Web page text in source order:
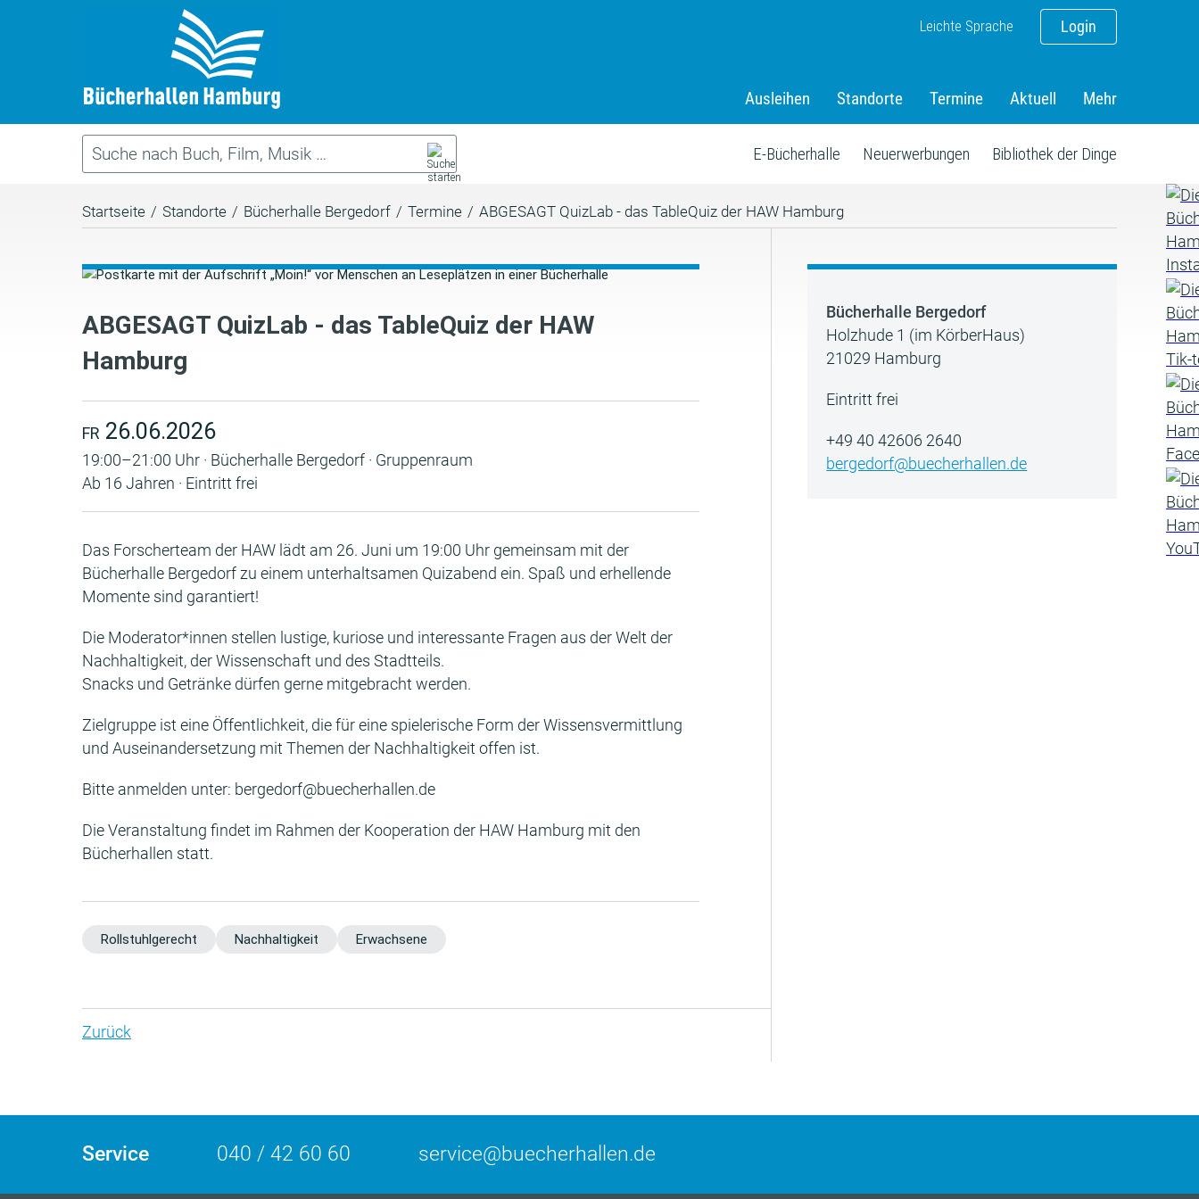
Login
Leichte Sprache
Ausleihen Standorte Termine Aktuell Mehr
E-Bücherhalle Neuerwerbungen Bibliothek der Dinge
Startseite / Standorte / Bücherhalle Bergedorf / Termine / ABGESAGT QuizLab - das TableQuiz der HAW Hamburg
ABGESAGT QuizLab - das TableQuiz der HAW
Hamburg
FR 26.06.2026
19:00–21:00 Uhr · Bücherhalle Bergedorf · Gruppenraum
Ab 16 Jahren · Eintritt frei
Das Forscherteam der HAW lädt am 26. Juni um 19:00 Uhr gemeinsam mit der
Bücherhalle Bergedorf zu einem unterhaltsamen Quizabend ein. Spaß und erhellende
Momente sind garantiert!
Die Moderator*innen stellen lustige, kuriose und interessante Fragen aus der Welt der
Nachhaltigkeit, der Wissenschaft und des Stadtteils.
Snacks und Getränke dürfen gerne mitgebracht werden.
Zielgruppe ist eine Öffentlichkeit, die für eine spielerische Form der Wissensvermittlung
und Auseinandersetzung mit Themen der Nachhaltigkeit offen ist.
Bitte anmelden unter: bergedorf@buecherhallen.de
Die Veranstaltung findet im Rahmen der Kooperation der HAW Hamburg mit den
Bücherhallen statt.
Rollstuhlgerecht Nachhaltigkeit Erwachsene
Zurück
Bücherhalle Bergedorf
Holzhude 1 (im KörberHaus)
21029 Hamburg
Eintritt frei
+49 40 42606 2640
bergedorf@buecherhallen.de
Service 040 / 42 60 60 service@buecherhallen.de